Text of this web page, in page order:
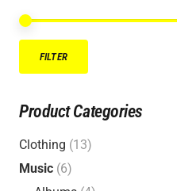
FILTER
Product Categories
Clothing (13)
Music (6)